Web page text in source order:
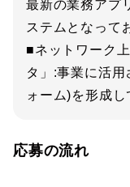
最新の業務アプ
ステムとなって
■ネットワーク
タ」:事業に活
ォーム)を形成し
応募の流れ